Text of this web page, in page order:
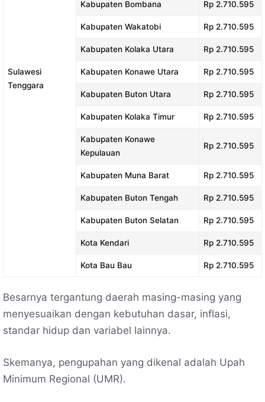
Sulawesi
Tenggara
Kabupaten Bombana Rp 2.710.595
Kabupaten Wakatobi Rp 2.710.595
Kabupaten Kolaka Utara Rp 2.710.595
Kabupaten Konawe Utara Rp 2.710.595
Kabupaten Buton Utara Rp 2.710.595
Kabupaten Kolaka Timur Rp 2.710.595
Kabupaten Konawe
Kepulauan
Rp 2.710.595
Kabupaten Muna Barat Rp 2.710.595
Kabupaten Buton Tengah Rp 2.710.595
Kabupaten Buton Selatan Rp 2.710.595
Kota Kendari Rp 2.710.595
Kota Bau Bau Rp 2.710.595
Besarnya tergantung daerah masing-masing yang
menyesuaikan dengan kebutuhan dasar, inflasi,
standar hidup dan variabel lainnya.
Skemanya, pengupahan yang dikenal adalah Upah
Minimum Regional (UMR).